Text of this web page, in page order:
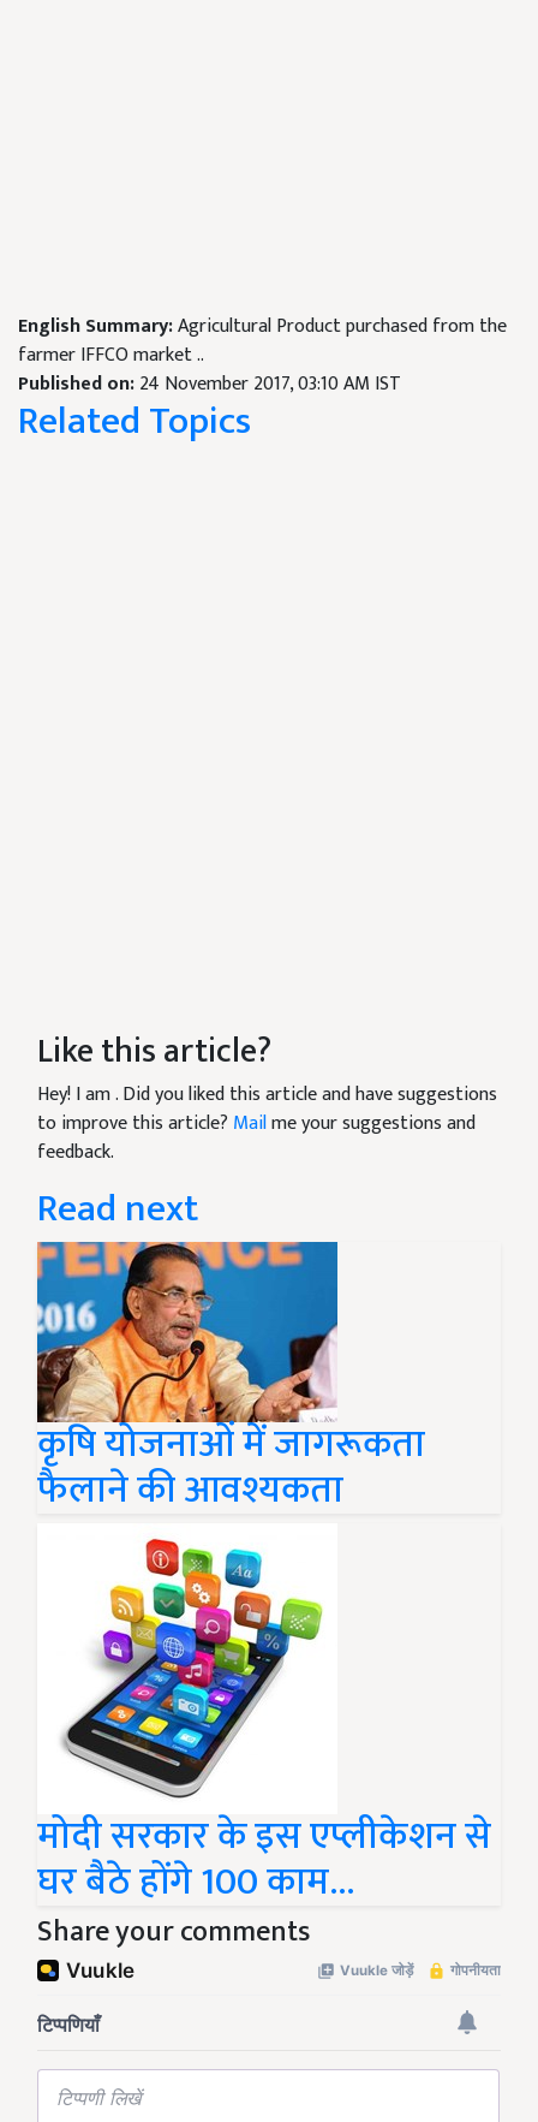
English Summary:Agricultural Product purchased from the
farmer IFFCO market ..
Published on:24 November 2017, 03:10 AM IST
Related Topics
Like this article?
Hey! I am. Did you liked this article and have suggestions
to improve this article? Mailme your suggestions and
feedback.
Read next
कृषि योजनाओं में जागरूकता
फैलाने की आवश्यकता
मोदी सरकार के इस एप्लीकेशन से
घर बैठे होंगे 100 काम...
Share your comments